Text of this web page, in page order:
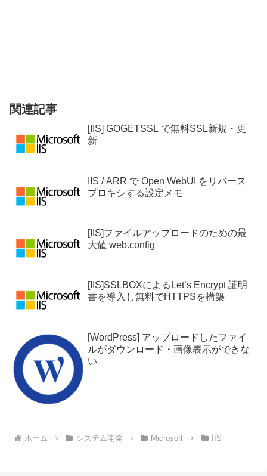
関連記事
[IIS] GOGETSSL で無料SSL新規・更
新
IIS / ARR で Open WebUI をリバース
プロキシする設定メモ
[IIS]ファイルアップロードのための最
大値 web.config
[IIS]SSLBOXによるLet’s Encrypt 証明
書を導入し無料でHTTPSを構築
[WordPress] アップロードしたファイ
ルがダウンロード・画像表示ができな
い
ホーム システム開発 Microsoft IIS